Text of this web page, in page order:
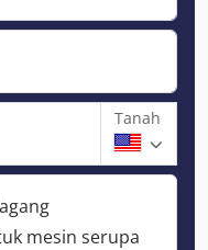
Tanah
mesin serupa